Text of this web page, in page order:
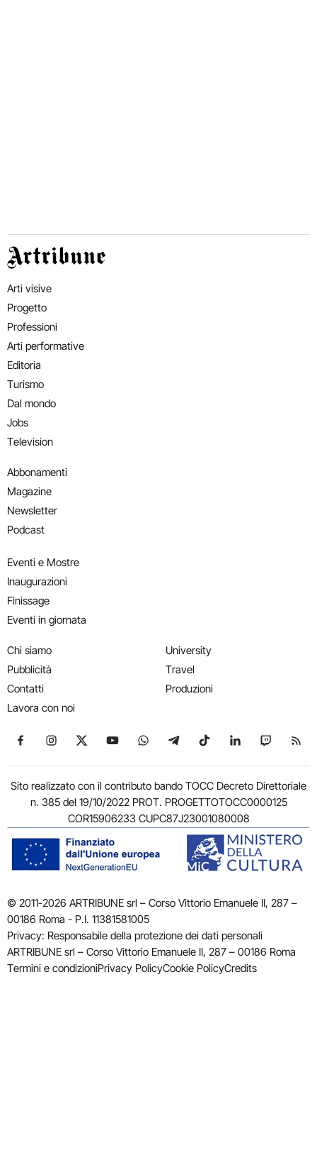
Artribune
Arti visive
Progetto
Professioni
Arti performative
Editoria
Turismo
Dal mondo
Jobs
Television
Abbonamenti
Magazine
Newsletter
Podcast
Eventi e Mostre
Inaugurazioni
Finissage
Eventi in giornata
Chi siamo
Pubblicità
Contatti
Lavora con noi
University
Travel
Produzioni
Seguici su Facebook
Seguici su Instagram
Seguici su X
Seguici su YouTube
Seguici su WhatsApp
Seguici su Telegram
Seguici su TikTok
Seguici su
Seguici
Sito realizzato con il contributo bando TOCC Decreto Direttoriale
n. 385 del 19/10/2022 PROT. PROGETTOTOCC0000125
COR15906233 CUPC87J23001080008
© 2011-2026 ARTRIBUNE srl – Corso Vittorio Emanuele II, 287 –
00186 Roma - P.I. 11381581005
Privacy: Responsabile della protezione dei dati personali
ARTRIBUNE srl – Corso Vittorio Emanuele II, 287 – 00186 Roma
Termini e condizioniPrivacy PolicyCookie PolicyCredits